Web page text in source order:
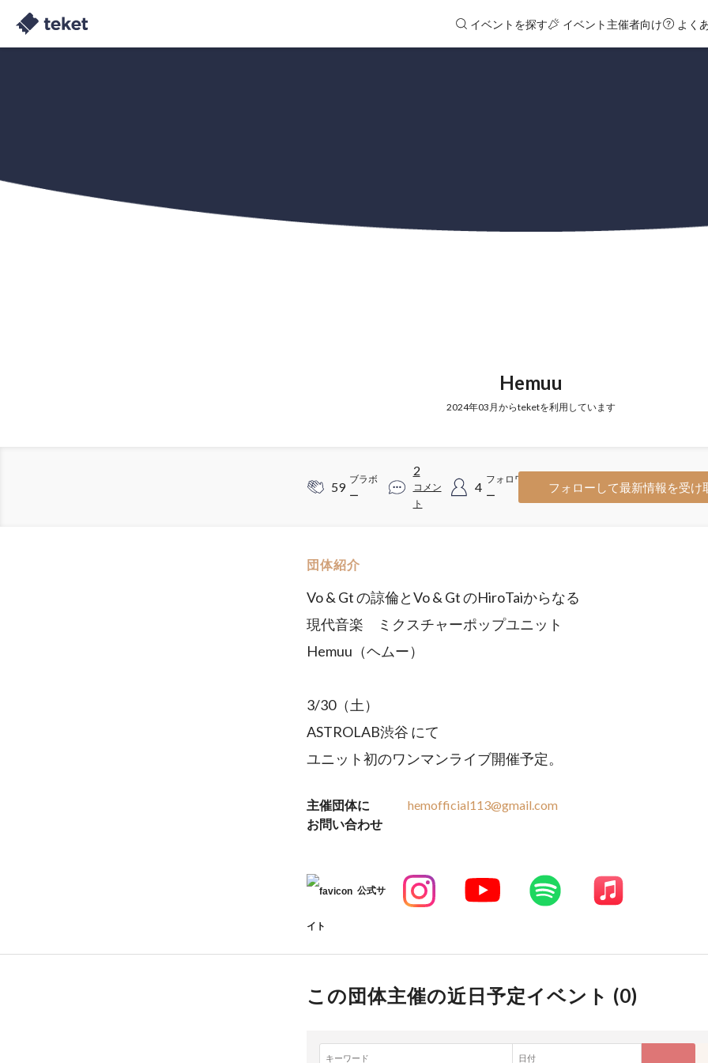
イベントを探す イベント主催者向け よく
Hemuu
2024年03月からteketを利用しています
59
ブラボ
ー
2
コメン
ト
4
フォロワ
ー
フォローして最新情報を受け
団体紹介
Vo & Gt の諒倫とVo & Gt のHiroTaiからなる
現代音楽 ミクスチャーポップユニット
Hemuu（ヘムー）
3/30（土）
ASTROLAB渋谷 にて
ユニット初のワンマンライブ開催予定。
主催団体に
お問い合わせ
hemofficial113@gmail.com
公式サ
イト
この団体主催の近日予定イベント (0)
キーワード 日付